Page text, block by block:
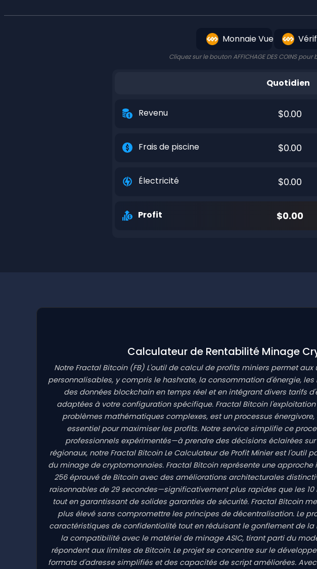
Monnaie Vue
Cliquez sur le bouton AFFICHAGE DES COINS
Quotidien
Revenu $0.00
Frais de piscine $0.00
Électricité $0.00
Profit $0.00
Calculateur de Rentabilité Minage
Notre Fractal Bitcoin (FB) L'outil de calcul de profits miniers permet
personnalisables, y compris le hashrate, la consommation d'énergie,
des données blockchain en temps réel et en intégrant divers tarifs
adaptées à votre configuration spécifique. Fractal Bitcoin
problèmes mathématiques complexes, est un processus
essentiel pour maximiser les profits. Notre service simplifie ce
professionnels expérimentés—à prendre des décisions éclairées
régionaux, notre Fractal Bitcoin Le Calculateur de Profit Minier est
du minage de cryptomonnaies. Fractal Bitcoin représente une
256 éprouvé de Bitcoin avec des améliorations architecturales
raisonnables de 29 secondes—significativement plus rapides que les
tout en garantissant de solides garanties de sécurité. Fractal Bitcoin
plus élevé sans compromettre les principes de décentralisation. Le
caractéristiques de confidentialité tout en réduisant le gonflement de
la compatibilité avec le matériel de minage ASIC, tirant parti du
répondent aux limites de Bitcoin. Le projet se concentre sur le
formats d'adresse simplifiés et des capacités de script améliorées.